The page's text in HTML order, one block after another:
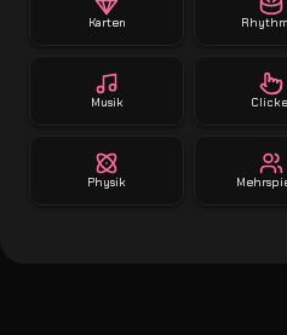
Karten
Musik
Physik